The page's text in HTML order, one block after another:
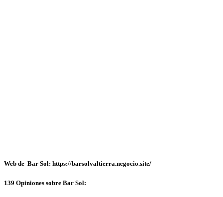
Web de Bar Sol: https://barsolvaltierra.negocio.site/
139 Opiniones sobre Bar Sol: